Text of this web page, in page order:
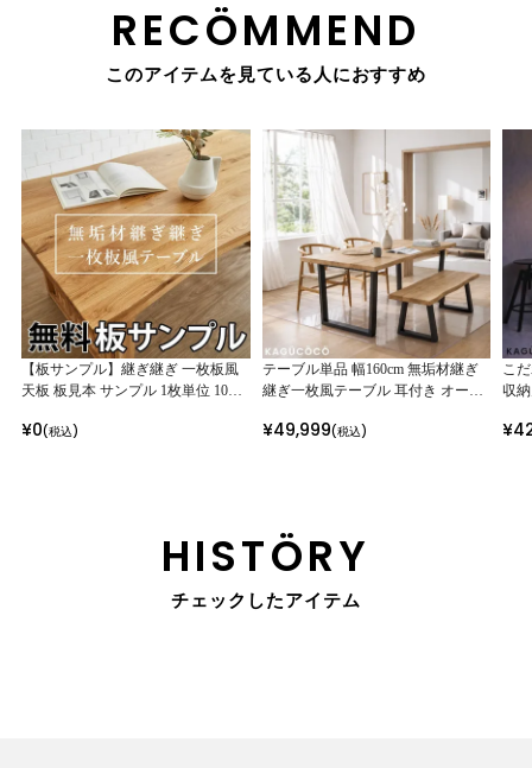
RECÖMMEND
このアイテムを見ている人におすすめ
【板サンプル】継ぎ継ぎ 一枚板風
天板 板見本 サンプル 1枚単位 10×1
グレージュ ヘリンボーン
¥0(税込)
テーブル単品 幅160cm 無垢材継ぎ
継ぎ一枚風テーブル 耳付き オーク
グテーブル 食卓 ローテーブル 座卓
¥49,999(税込)
こ
収
¥
HISTÖRY
チェックしたアイテム